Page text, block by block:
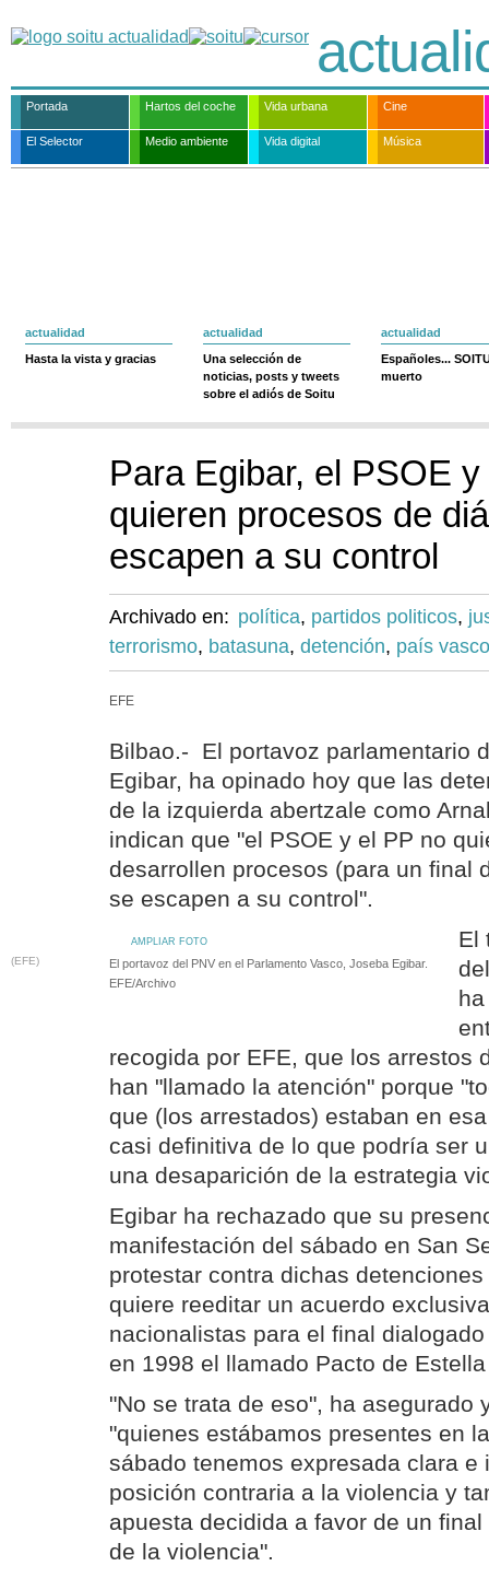
Portada Hartos del coche Vida urbana Cine
El Selector Medio ambiente Vida digital Música
actualidad
Hasta la vista y gracias
actualidad
Una selección de
noticias, posts y tweets
sobre el adiós de Soitu
actualidad
Españoles...
muerto
Para Egibar, el PSOE
quieren procesos de
escapen a su control
Archivado en: política, partidos politicos,
terrorismo, batasuna, detención, país vasco
EFE
Bilbao.- El portavoz parlamentario
Egibar, ha opinado hoy que las
de la izquierda abertzale como
indican que "el PSOE y el PP no
desarrollen procesos (para un final
se escapen a su control".
AMPLIAR FOTO
(EFE)
El portavoz del PNV en el Parlamento Vasco, Joseba Egibar.
EFE/Archivo
El
recogida por EFE, que los arrestos
han "llamado la atención" porque
que (los arrestados) estaban en
casi definitiva de lo que podría ser
una desaparición de la estrategia
Egibar ha rechazado que su
manifestación del sábado en San
protestar contra dichas
quiere reeditar un acuerdo
nacionalistas para el final
en 1998 el llamado Pacto de
"No se trata de eso", ha asegurado
"quienes estábamos presentes en
sábado tenemos expresada clara e
posición contraria a la violencia y
apuesta decidida a favor de un
de la violencia".